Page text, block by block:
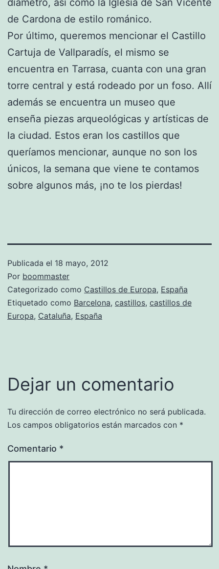
de Cardona de estilo románico.
Por último, queremos mencionar el Castillo
Cartuja de Vallparadís, el mismo se
encuentra en Tarrasa, cuanta con una gran
torre central y está rodeado por un foso. Allí
además se encuentra un museo que
enseña piezas arqueológicas y artísticas de
la ciudad. Estos eran los castillos que
queríamos mencionar, aunque no son los
únicos, la semana que viene te contamos
sobre algunos más, ¡no te los pierdas!
Publicada el 18 mayo, 2012
Por boommaster
Categorizado como Castillos de Europa, España
Etiquetado como Barcelona, castillos, castillos de
Europa, Cataluña, España
Dejar un comentario
Tu dirección de correo electrónico no será publicada.
Los campos obligatorios están marcados con *
Comentario *